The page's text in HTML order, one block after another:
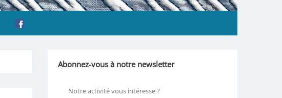
Abonnez-vous à notre newsletter
Notre activité vous intéresse ?